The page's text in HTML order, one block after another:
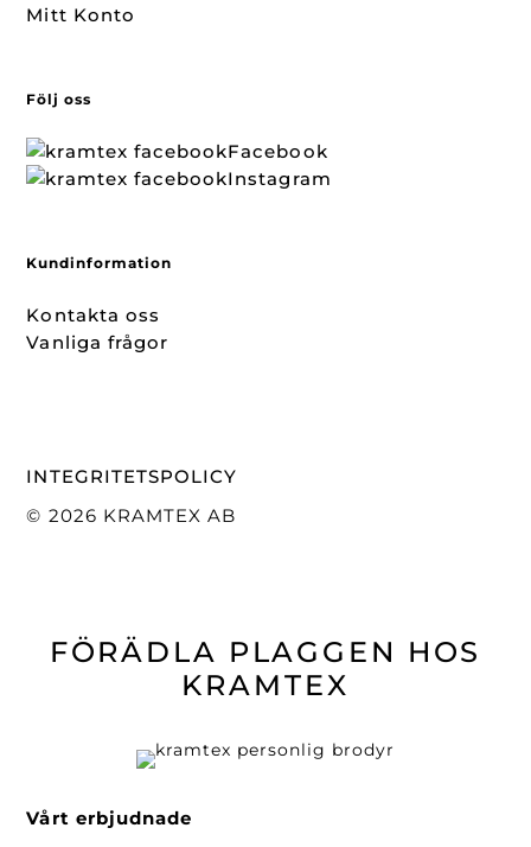
Mitt Konto
Följ oss
Facebook
Instagram
Kundinformation
Kontakta oss
Vanliga frågor
INTEGRITETSPOLICY
© 2026 KRAMTEX AB
FÖRÄDLA PLAGGEN HOS
KRAMTEX
Vårt erbjudnade